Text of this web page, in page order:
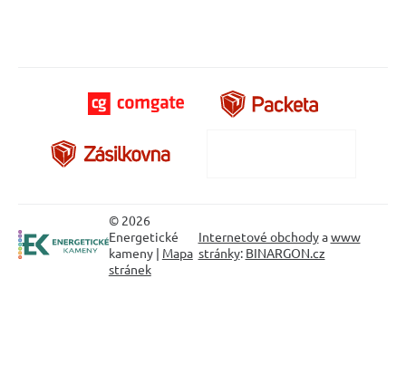
© 2026
Energetické
kameny | Mapa
stránek
Internetové obchodyawww
stránky: BINARGON.cz